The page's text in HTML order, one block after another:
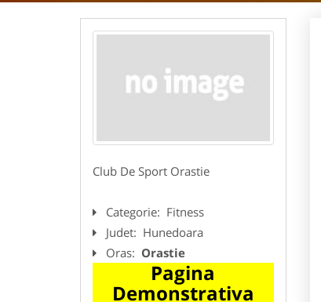
Club De Sport Orastie
Categorie: Fitness
Judet: Hunedoara
Oras: Orastie
Pagina
Demonstrativa